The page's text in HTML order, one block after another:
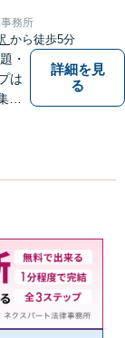
務所
から徒歩5分
・
は
団
い
詳細を見
る